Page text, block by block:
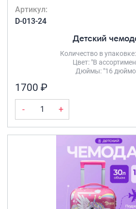
Артикул:
D-013-24
Детский
Количество в
Цвет: "В
Дюймы: "16
1700 ₽
- +